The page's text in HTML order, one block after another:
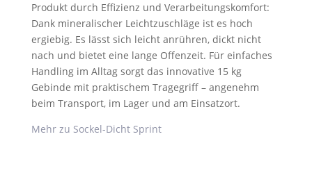
Produkt durch Effizienz und Verarbeitungskomfort:
Dank mineralischer Leichtzuschläge ist es hoch
ergiebig. Es lässt sich leicht anrühren, dickt nicht
nach und bietet eine lange Offenzeit. Für einfaches
Handling im Alltag sorgt das innovative 15 kg
Gebinde mit praktischem Tragegriff – angenehm
beim Transport, im Lager und am Einsatzort.
Mehr zu Sockel-Dicht Sprint